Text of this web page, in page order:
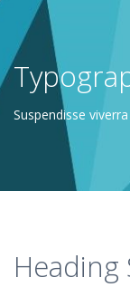
Suspendisse
Heading